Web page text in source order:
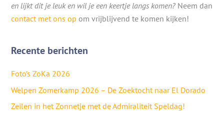
en lijkt dit je leuk en wil je een keertje langs komen? Neem dan
contact met ons op om vrijblijvend te komen kijken!
Recente berichten
Foto’s ZoKa 2026
Welpen Zomerkamp 2026 – De Zoektocht naar El Dorado
Zeilen in het Zonnetje met de Admiraliteit Speldag!